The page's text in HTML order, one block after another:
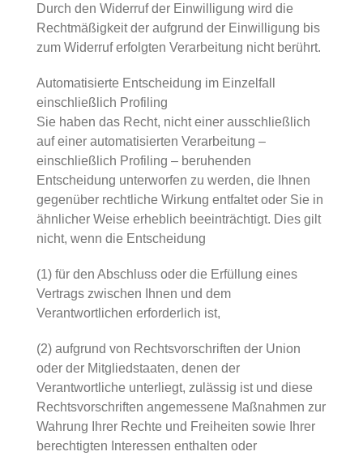
Durch den Widerruf der Einwilligung wird die
Rechtmäßigkeit der aufgrund der Einwilligung bis
zum Widerruf erfolgten Verarbeitung nicht berührt.
Automatisierte Entscheidung im Einzelfall
einschließlich Profiling
Sie haben das Recht, nicht einer ausschließlich
auf einer automatisierten Verarbeitung –
einschließlich Profiling – beruhenden
Entscheidung unterworfen zu werden, die Ihnen
gegenüber rechtliche Wirkung entfaltet oder Sie in
ähnlicher Weise erheblich beeinträchtigt. Dies gilt
nicht, wenn die Entscheidung
(1) für den Abschluss oder die Erfüllung eines
Vertrags zwischen Ihnen und dem
Verantwortlichen erforderlich ist,
(2) aufgrund von Rechtsvorschriften der Union
oder der Mitgliedstaaten, denen der
Verantwortliche unterliegt, zulässig ist und diese
Rechtsvorschriften angemessene Maßnahmen zur
Wahrung Ihrer Rechte und Freiheiten sowie Ihrer
berechtigten Interessen enthalten oder